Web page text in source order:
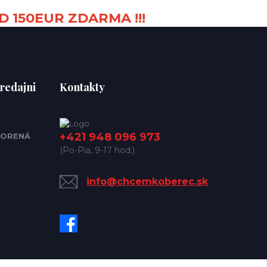
ZDARMA !!!
Kontakty
+421 948 096 973
(Po-Pia, 9-17 hod.)
info@chcemkoberec.sk